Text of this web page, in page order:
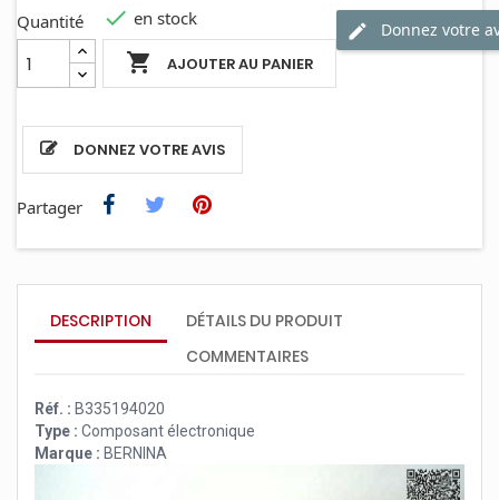
Quantité
 AJOUTER AU PANIER
 en stock
DONNEZ VOTRE AVIS
Donnez votre
Partager
DESCRIPTION
DÉTAILS DU PRODUIT
COMMENTAIRES
Réf. : B335194020
Type : Composant électronique
Marque : BERNINA